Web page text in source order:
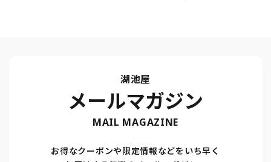
湖池屋
メールマガジン
MAIL MAGAZINE
お得なクーポンや限定情報などをいち早く